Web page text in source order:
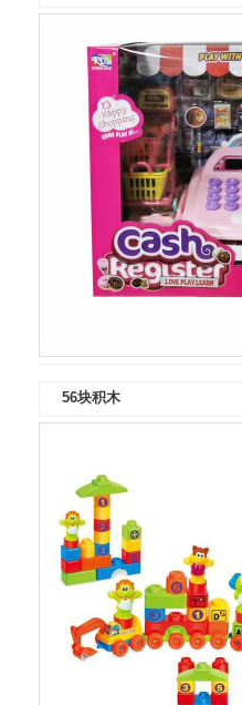
56块积木